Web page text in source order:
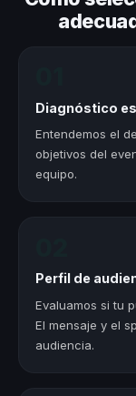
Diagnóstico
Entendemos el
objetivos del
equipo.
Perfil de
Evaluamos si tu
El mensaje y el
audiencia.